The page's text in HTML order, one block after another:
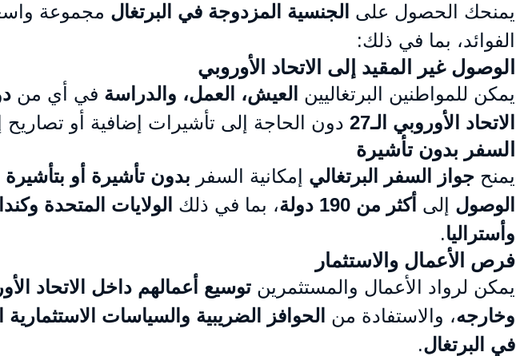
يمنحك الحصول على الجنسية المزدوجة في البرتغال مجموعة
الفوائد، بما في ذلك:
الوصول غير المقيد إلى الاتحاد الأوروبي
يمكن للمواطنين البرتغاليين العيش، العمل، والدراسة في أي من
الاتحاد الأوروبي الـ27
دون الحاجة إلى تأشيرات إضافية أو تصاريح
السفر بدون تأشيرة
يمنح جواز السفر البرتغالي إمكانية السفر بدون تأشيرة أو بتأشيرة
الوصول إلى أكثر من 190 دولة ، بما في ذلك الولايات المتحدة وكندا
وأستراليا.
فرص الأعمال والاستثمار
يمكن لرواد الأعمال والمستثمرين توسيع أعمالهم داخل الاتحاد
وخارجه، والاستفادة من الحوافز الضريبية والسياسات الاستثمارية
في البرتغال.